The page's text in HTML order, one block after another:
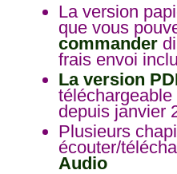
La version
que vous
commander
frais envoi
La version
depuis janvier
Plusieurs
écouter/
Audio